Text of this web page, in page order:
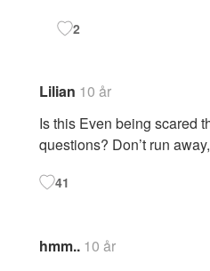
2
Lilian 10 år
Is this Even being scared
questions? Don’t run
41
hmm.. 10 år